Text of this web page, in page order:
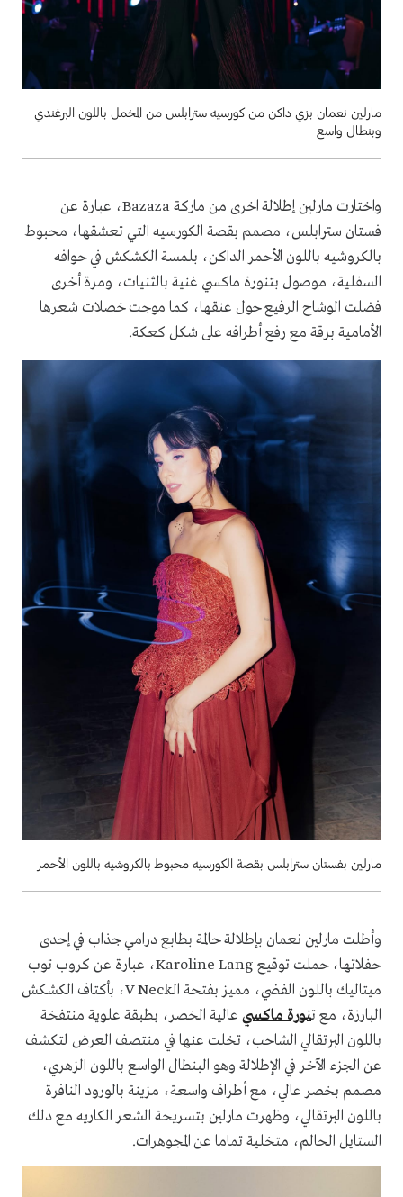
مارلين نعمان بزي داكن من كورسيه سترابلس من المخمل باللون البرغندي
وبنطال واسع
واختارت مارلين إطلالة اخرى من ماركة Bazaza، عبارة عن
فستان سترابلس، مصمم بقصة الكورسيه التي تعشقها، محبوط
بالكروشيه باللون الأحمر الداكن، بلمسة الكشكش في حوافه
السفلية، موصول بتنورة ماكسي غنية بالثنيات، ومرة أخرى
فضلت الوشاح الرفيع حول عنقها، كما موجت خصلات شعرها
الأمامية برقة مع رفع أطرافه على شكل كعكة.
مارلين بفستان سترابلس بقصة الكورسيه محبوط بالكروشيه باللون الأحمر
وأطلت مارلين نعمان بإطلالة حالمة بطابع درامي جذاب في إحدى
حفلاتها، حملت توقيع Karoline Lang، عبارة عن كروب توب
ميتاليك باللون الفضي، مميز بفتحة الـV Neck، بأكتاف الكشكش
البارزة، مع تنورة ماكسي عالية الخصر، بطبقة علوية منتفخة
باللون البرتقالي الشاحب، تخلت عنها في منتصف العرض لتكشف
عن الجزء الآخر في الإطلالة وهو البنطال الواسع باللون الزهري،
مصمم بخصر عالي، مع أطراف واسعة، مزينة بالورود النافرة
باللون البرتقالي، وظهرت مارلين بتسريحة الشعر الكاريه مع ذلك
الستايل الحالم، متخلية تماما عن المجوهرات.